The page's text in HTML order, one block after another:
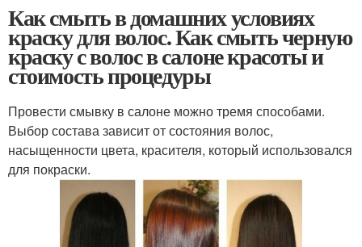
Как смыть в домашних условиях
краску для волос. Как смыть черную
краску с волос в салоне красоты и
стоимость процедуры
Провести смывку в салоне можно тремя способами.
Выбор состава зависит от состояния волос,
насыщенности цвета, красителя, который использовался
для покраски.